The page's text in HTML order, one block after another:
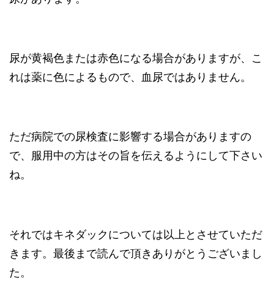
尿が黄褐色または赤色になる場合がありますが、こ
れは薬に色によるもので、血尿ではありません。
ただ病院での尿検査に影響する場合がありますの
で、服用中の方はその旨を伝えるようにして下さい
ね。
それではキネダックについては以上とさせていただ
きます。最後まで読んで頂きありがとうございまし
た。